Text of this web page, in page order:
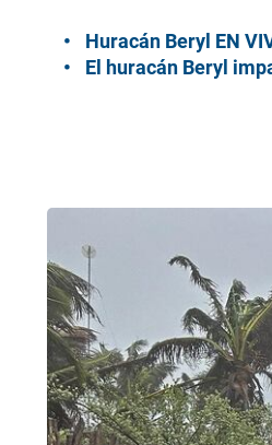
Huracán Beryl EN
El huracán Beryl